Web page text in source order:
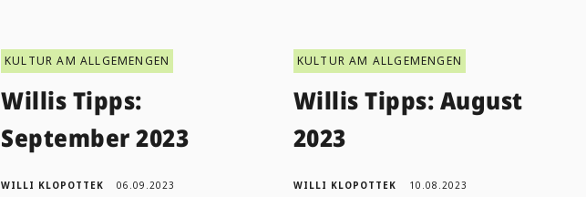
KULTUR AM ALLGEMENGEN
Willis Tipps:
September 2023
WILLI KLOPOTTEK 06.09.2023
KULTUR AM ALLGEMENGEN
Willis Tipps: August
2023
WILLI KLOPOTTEK 10.08.2023